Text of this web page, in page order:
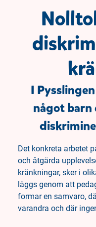
I
något barn
Det konkreta arbetet
och åtgärda
kränkningar, sker i
läggs genom att
formar en samvaro,
varandra och där